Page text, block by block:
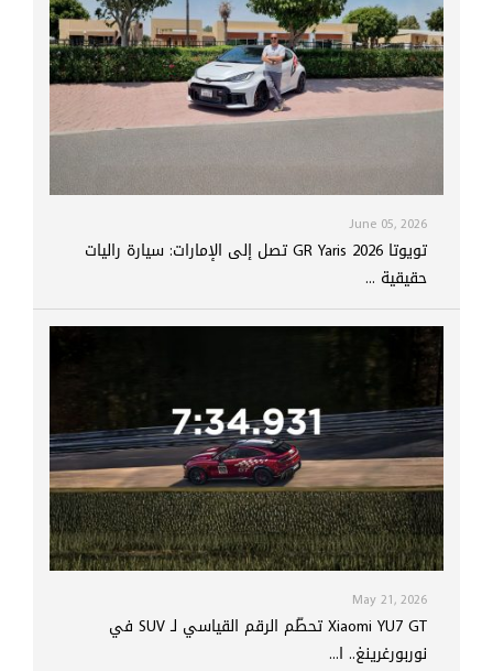
June 05, 2026
تويوتا GR Yaris 2026 تصل إلى الإمارات: سيارة راليات
حقيقية ...
May 21, 2026
Xiaomi YU7 GT تحطّم الرقم القياسي لـ SUV في
نوربورغرينغ.. ا...